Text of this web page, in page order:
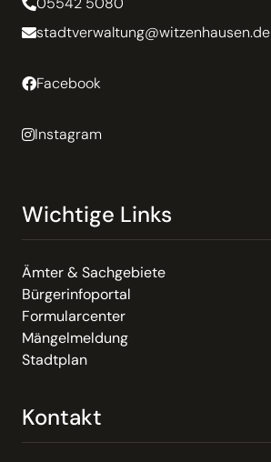
stadtverwaltung@witzenhausen.de
Facebook
Instagram
Wichtige Links
Ämter & Sachgebiete
Bürgerinfoportal
Formularcenter
Mängelmeldung
Stadtplan
Kontakt